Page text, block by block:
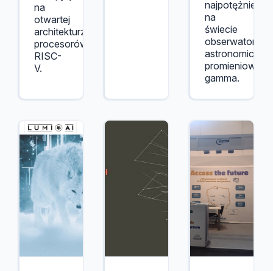
na
otwartej
architekturze
procesorów
RISC-
V.
na
świecie
obserwatorium
gamma.